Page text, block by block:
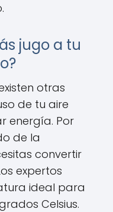
jugo a tu
otras
de tu aire
energía. Por
de la
convertir
expertos
ideal para
Celsius.